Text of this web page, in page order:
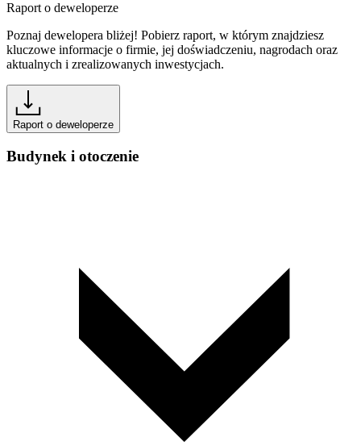
Raport o deweloperze
Poznaj dewelopera bliżej! Pobierz raport, w którym znajdziesz
kluczowe informacje o firmie, jej doświadczeniu, nagrodach oraz
aktualnych i zrealizowanych inwestycjach.
Raport o deweloperze
Budynek i otoczenie